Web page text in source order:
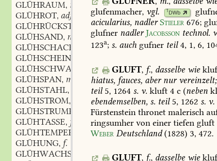
GLÜHRAUM, m.
GLÜHROT, adj.
GLÜHRÜCKSTAND,m.
GLÜHSAND, m.
GLÜHSCHACHTEL
,f.
GLÜHSCHEIN
GLÜHSCHWANZ
m.
GLÜHSPAN, m.
GLÜHSTAHL,
GLÜHSTROM,
GLÜHSTRUMPF
m.
GLÜHTASSE, f.
GLÜHTEMPERATUR,f.
GLÜHUNG, f.
GLÜHWACHS
glufenmacher, vgl. 1DWb
acicularius, nadler Stieler 676;
glufner nadler Jacobsson technol.
123a; s. auch gufner teil4, 1, 6,
GLUFT, f., dasselbewie
hiatus, fauces, abernurvereinzelt;
teil 5, 1264 s. v. kluft 4 c (neben
ebendemselben, s. teil5, 1262 s. v.
Fürstenstein thronet malerisch
ringsumher von einer tiefen gluft
Weber Deutschland (1828) 3, 472.
GLUFT, f., dasselbewie